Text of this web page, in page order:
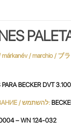
PARA BECKER DVT 3.100
UTILIZACIÓN / USE / UTILISATION / استعمال / UTILIZZO / VERWENDUNG / ИСПОЛЬЗОВАНИЕ / להשתמש:
– WN 124-032